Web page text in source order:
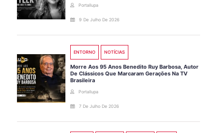
Portallupa
9 De Julho De 2026
ENTORNO NOTÍCIAS
Morre Aos 95 Anos Benedito Ruy Barbosa, Autor
De Clássicos Que Marcaram Gerações Na TV
Brasileira
Portallupa
7 De Julho De 2026